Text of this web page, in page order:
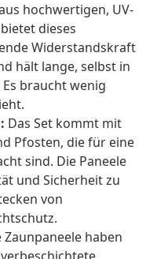
hochwertigen, UV-
dieses
Widerstandskraft
hält lange, selbst in
braucht wenig
Das Set kommt mit
Pfosten, die für eine
sind. Die Paneele
und Sicherheit zu
von
Zaunpaneele haben